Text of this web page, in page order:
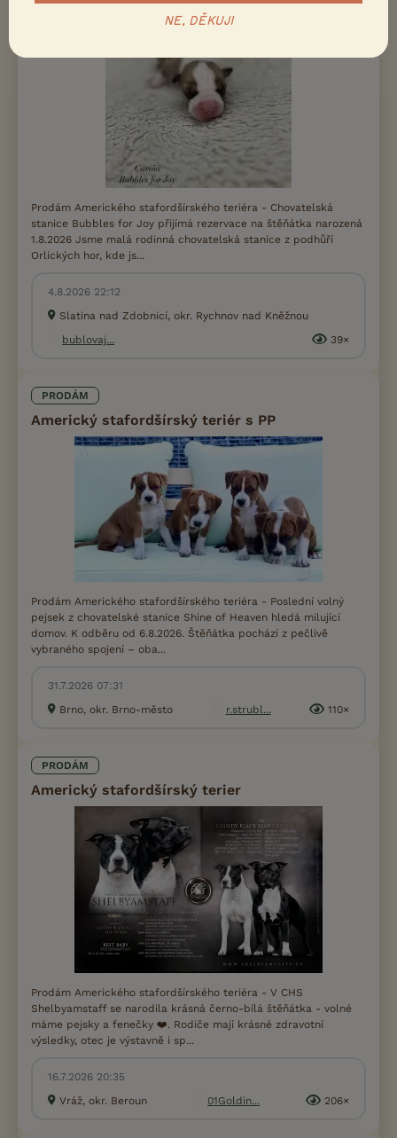
Prodám Amerického stafordšírského teriéra - Chovatelská
stanice Bubbles for Joy přijímá rezervace na štěňátka narozená
1.8.2026 Jsme malá rodinná chovatelská stanice z podhůří
Orlických hor, kde js...
4.8.2026 22:12
Slatina nad Zdobnicí, okr. Rychnov nad Kněžnou
bublovaj...
39×
PRODÁM
Americký stafordšírský teriér s PP
Prodám Amerického stafordšírského teriéra - Poslední volný
pejsek z chovatelské stanice Shine of Heaven hledá milující
domov. K odběru od 6.8.2026. Štěňátka pochází z pečlivě
vybraného spojení – oba...
31.7.2026 07:31
Brno, okr. Brno-město
r.strubl... 110×
PRODÁM
Americký stafordšírský terier
Prodám Amerického stafordšírského teriéra - V CHS
Shelbyamstaff se narodila krásná černo-bílá štěňátka - volné
máme pejsky a fenečky ❤️. Rodiče mají krásné zdravotní
výsledky, otec je výstavně i sp...
16.7.2026 20:35
Vráž, okr. Beroun
01Goldin... 206×
NE, DĚKUJI